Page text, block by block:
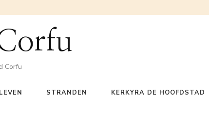
Corfu
STRANDEN KERKYRA DE HOOFDSTAD